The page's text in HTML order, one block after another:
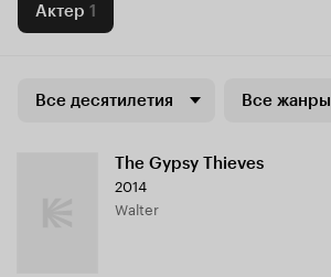
Актер 1
Все десятилетия Все жанры
The Gypsy Thieves
2014
Walter